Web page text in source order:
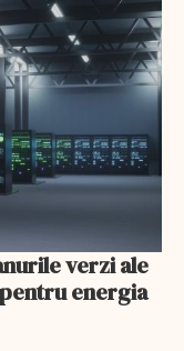
verzi ale
energia